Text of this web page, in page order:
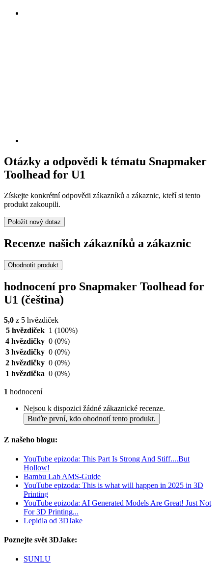
Otázky a odpovědi k tématu Snapmaker
Toolhead for U1
Získejte konkrétní odpovědi zákazníků a zákaznic, kteří si tento
produkt zakoupili.
Položit nový dotaz
Recenze našich zákazníků a zákaznic
Ohodnotit produkt
hodnocení pro Snapmaker Toolhead for
U1 (čeština)
5,0 z 5 hvězdiček
5 hvězdiček 1 (100%)
4 hvězdičky 0 (0%)
3 hvězdičky 0 (0%)
2 hvězdičky 0 (0%)
1 hvězdička 0 (0%)
1 hodnocení
Nejsou k dispozici žádné zákaznické recenze.
Buďte první, kdo ohodnotí tento produkt.
Z našeho blogu:
YouTube epizoda: This Part Is Strong And Stiff....But
Hollow!
Bambu Lab AMS-Guide
YouTube epizoda: This is what will happen in 2025 in 3D
Printing
YouTube epizoda: AI Generated Models Are Great! Just Not
For 3D Printing...
Lepidla od 3DJake
Poznejte svět 3DJake:
SUNLU